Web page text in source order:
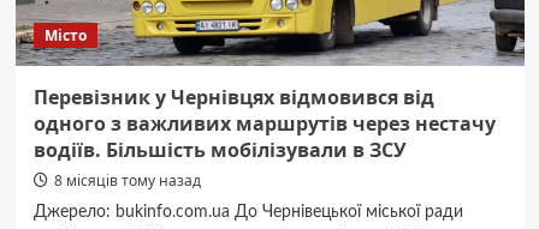
року,
бо
мають
обласного
Управління
екології.
відомо
Місто
Перевізник у Чернівцях відмовився від
одного з важливих маршрутів через нестачу
водіїв. Більшість мобілізували в ЗСУ
8 місяців тому назад
Джерело: bukinfo.com.ua До Чернівецької міської ради